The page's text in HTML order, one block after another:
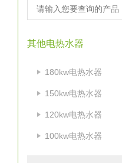
其他电热水器
180kw电热水器
150kw电热水器
120kw电热水器
100kw电热水器